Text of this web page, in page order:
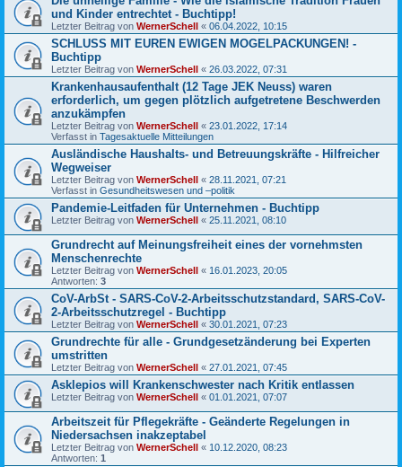
und Kinder entrechtet - Buchtipp!
Letzter Beitrag von WernerSchell « 06.04.2022, 10:15
SCHLUSS MIT EUREN EWIGEN MOGELPACKUNGEN! -
Buchtipp
Letzter Beitrag von WernerSchell « 26.03.2022, 07:31
Krankenhausaufenthalt (12 Tage JEK Neuss) waren
erforderlich, um gegen plötzlich aufgetretene Beschwerden
anzukämpfen
Letzter Beitrag von WernerSchell « 23.01.2022, 17:14
Verfasst in Tagesaktuelle Mitteilungen
Ausländische Haushalts- und Betreuungskräfte - Hilfreicher
Wegweiser
Letzter Beitrag von WernerSchell « 28.11.2021, 07:21
Verfasst in Gesundheitswesen und –politik
Pandemie-Leitfaden für Unternehmen - Buchtipp
Letzter Beitrag von WernerSchell « 25.11.2021, 08:10
Grundrecht auf Meinungsfreiheit eines der vornehmsten
Menschenrechte
Letzter Beitrag von WernerSchell « 16.01.2023, 20:05
Antworten: 3
CoV-ArbSt - SARS-CoV-2-Arbeitsschutzstandard, SARS-CoV-
2-Arbeitsschutzregel - Buchtipp
Letzter Beitrag von WernerSchell « 30.01.2021, 07:23
Grundrechte für alle - Grundgesetzänderung bei Experten
umstritten
Letzter Beitrag von WernerSchell « 27.01.2021, 07:45
Asklepios will Krankenschwester nach Kritik entlassen
Letzter Beitrag von WernerSchell « 01.01.2021, 07:07
Arbeitszeit für Pflegekräfte - Geänderte Regelungen in
Niedersachsen inakzeptabel
Letzter Beitrag von WernerSchell « 10.12.2020, 08:23
Antworten: 1